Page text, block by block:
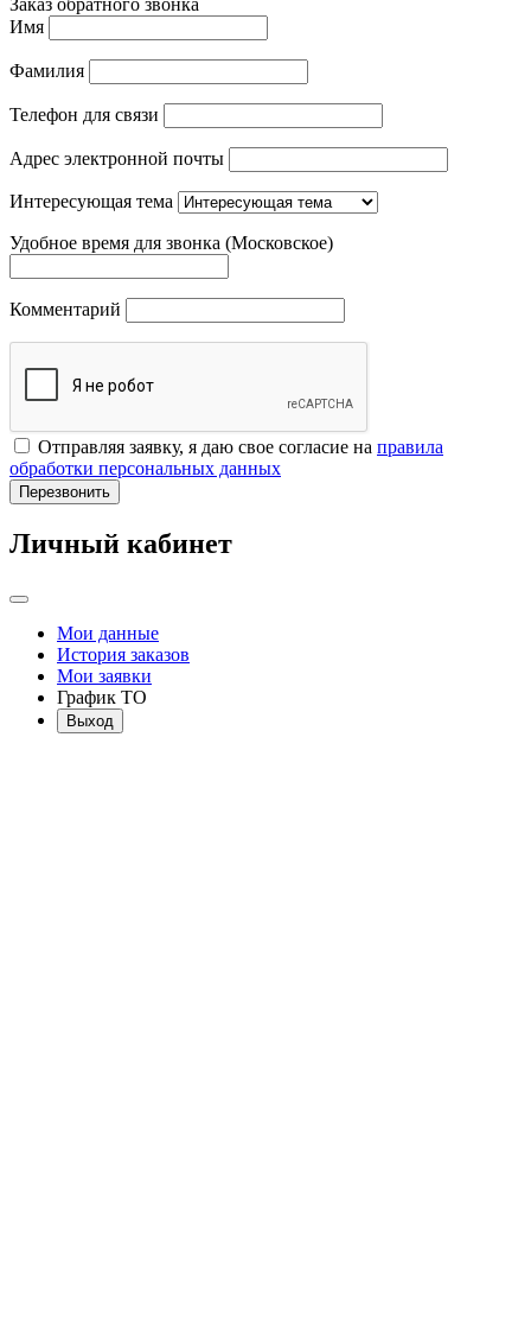
Имя
Фамилия
Телефон для связи
Адрес электронной почты
Интересующая тема
Удобное время для звонка (Московское)
Комментарий
Отправляя заявку, я даю свое согласие на правила
обработки персональных данных
Перезвонить
Личный кабинет
Мои данные
История заказов
Мои заявки
График ТО
Выход